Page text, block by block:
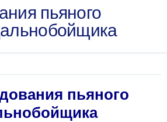
пьяного
пьяного